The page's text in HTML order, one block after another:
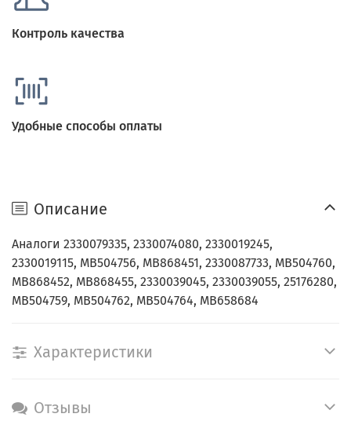
Контроль качества
Удобные способы оплаты
Описание
Аналоги 2330079335, 2330074080, 2330019245,
2330019115, MB504756, MB868451, 2330087733, MB504760,
MB868452, MB868455, 2330039045, 2330039055, 25176280,
MB504759, MB504762, MB504764, MB658684
Характеристики
Отзывы